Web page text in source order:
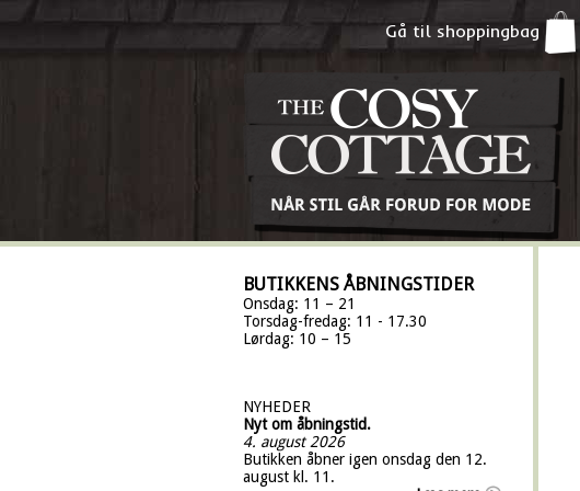
Gå til shoppingbag
BUTIKKENS ÅBNINGSTIDER
Onsdag: 11 – 21
Torsdag-fredag: 11 - 17.30
Lørdag: 10 – 15
NYHEDER
Nyt om åbningstid.
4. august 2026
Butikken åbner igen onsdag den 12.
august kl. 11.